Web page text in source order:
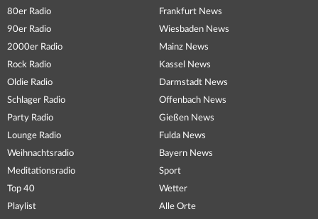
80er Radio
90er Radio
2000er Radio
Rock Radio
Oldie Radio
Schlager Radio
Party Radio
Lounge Radio
Weihnachtsradio
Meditationsradio
Top 40
Playlist
Frankfurt News
Wiesbaden News
Mainz News
Kassel News
Darmstadt News
Offenbach News
Gießen News
Fulda News
Bayern News
Sport
Wetter
Alle Orte